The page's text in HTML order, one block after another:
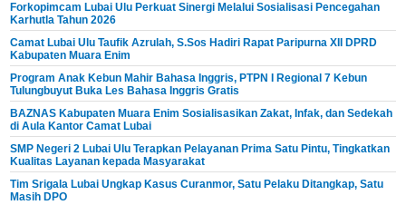
Forkopimcam Lubai Ulu Perkuat Sinergi Melalui Sosialisasi Pencegahan
Karhutla Tahun 2026
Camat Lubai Ulu Taufik Azrulah, S.Sos Hadiri Rapat Paripurna XII DPRD
Kabupaten Muara Enim
Program Anak Kebun Mahir Bahasa Inggris, PTPN I Regional 7 Kebun
Tulungbuyut Buka Les Bahasa Inggris Gratis
BAZNAS Kabupaten Muara Enim Sosialisasikan Zakat, Infak, dan Sedekah
di Aula Kantor Camat Lubai
SMP Negeri 2 Lubai Ulu Terapkan Pelayanan Prima Satu Pintu, Tingkatkan
Kualitas Layanan kepada Masyarakat
Tim Srigala Lubai Ungkap Kasus Curanmor, Satu Pelaku Ditangkap, Satu
Masih DPO